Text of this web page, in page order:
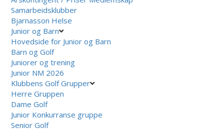
Samarbeidsklubber
Bjarnasson Helse
Junior og Barn
Hovedside for Junior og Barn
Barn og Golf
Juniorer og trening
Junior NM 2026
Klubbens Golf Grupper
Herre Gruppen
Dame Golf
Junior Konkurranse gruppe
Senior Golf